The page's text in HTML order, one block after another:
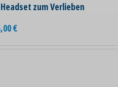
zum Verlieben
€